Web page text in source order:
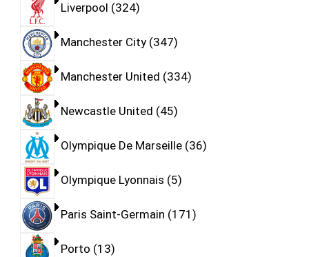
Liverpool 324
Manchester City 347
Manchester United 334
Newcastle United 45
Olympique De Marseille 36
Olympique Lyonnais 5
Paris Saint-Germain 171
Porto 13